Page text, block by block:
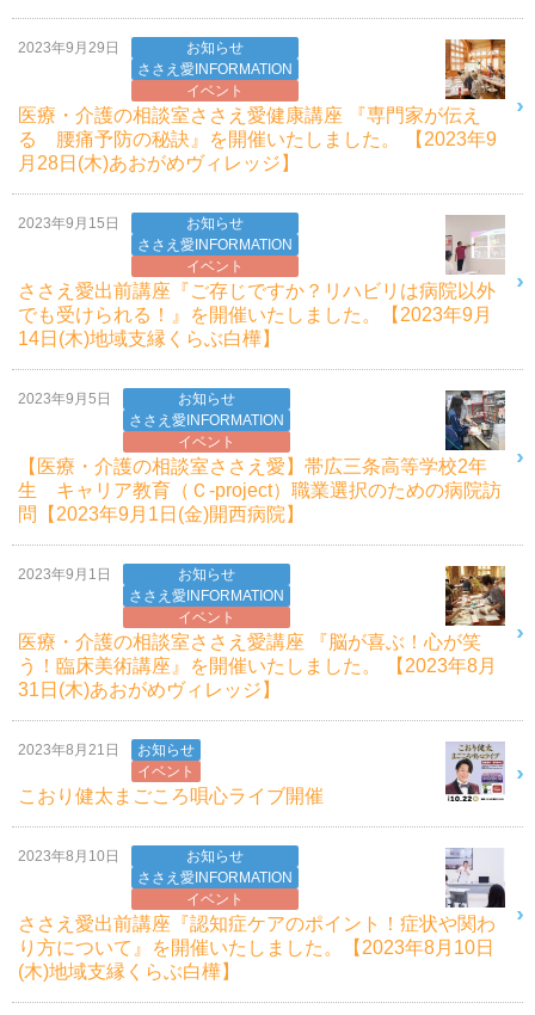
2023年9月29日
お知らせ
ささえ愛INFORMATION
イベント
医療・介護の相談室ささえ愛健康講座 『専門家が伝え
る 腰痛予防の秘訣』を開催いたしました。 【2023年9
月28日(木)あおがめヴィレッジ】
2023年9月15日
お知らせ
ささえ愛INFORMATION
イベント
ささえ愛出前講座『ご存じですか？リハビリは病院以外
でも受けられる！』を開催いたしました。【2023年9月
14日(木)地域支縁くらぶ白樺】
2023年9月5日
お知らせ
ささえ愛INFORMATION
イベント
【医療・介護の相談室ささえ愛】帯広三条高等学校2年
生 キャリア教育（Ｃ-project）職業選択のための病院訪
問【2023年9月1日(金)開西病院】
2023年9月1日
お知らせ
ささえ愛INFORMATION
イベント
医療・介護の相談室ささえ愛講座 『脳が喜ぶ！心が笑
う！臨床美術講座』を開催いたしました。 【2023年8月
31日(木)あおがめヴィレッジ】
2023年8月21日
お知らせ
イベント
こおり健太まごころ唄心ライブ開催
2023年8月10日
お知らせ
ささえ愛INFORMATION
イベント
ささえ愛出前講座『認知症ケアのポイント！症状や関わ
り方について』を開催いたしました。【2023年8月10日
(木)地域支縁くらぶ白樺】